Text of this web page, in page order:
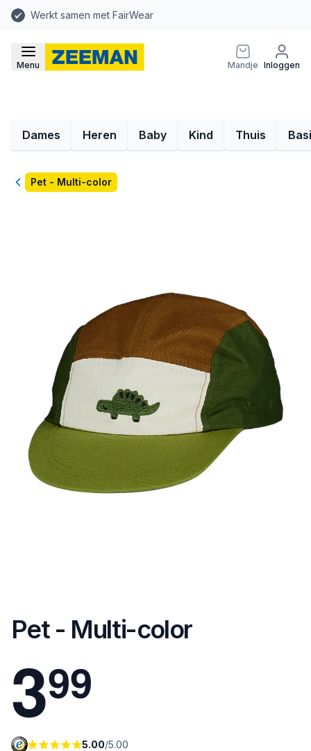
Werkt samen met FairWear
Menu Mandje Inloggen
Dames Heren Baby Kind Thuis
TerugPet - Multi-color
Pet - Multi-color
399
5.00/5.00